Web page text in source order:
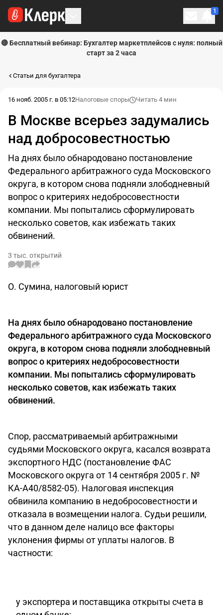
1
🔴 Бесплатный вебинар: Бухгалтер маркетплейсов с нуля: полный
старт за 2 часа
Статьи для бухгалтера
16 нояб. 2005 г. в 05:12Налоговые споры Читать 4 мин
В Москве всерьез задумались
над добросовестностью
На днях было обнародовано постановление
Федерального арбитражного суда Московского
округа, в котором снова подняли злободневный
вопрос о критериях недобросовестности
компании. Мы попытались сформулировать
несколько советов, как избежать таких
обвинений.
3 тыс. открытий
О. Сумина, налоговый юрист
На днях было обнародовано постановление
Федерального арбитражного суда Московского
округа, в котором снова подняли злободневный
вопрос о критериях недобросовестности
компании. Мы попытались сформулировать
несколько советов, как избежать таких
обвинений.
Спор, рассматриваемый арбитражными
судьями Московского округа, касался возврата
экспортного НДС (постановление ФАС
Московского округа от 14 сентября 2005 г. №
КА-А40/8582-05). Налоговая инспекция
обвинила компанию в недобросовестности и
отказала в возмещении налога. Судьи решили,
что в данном деле налицо все факторы
уклонения фирмы от уплаты налогов. В
частности:
у экспортера и поставщика открыты счета в